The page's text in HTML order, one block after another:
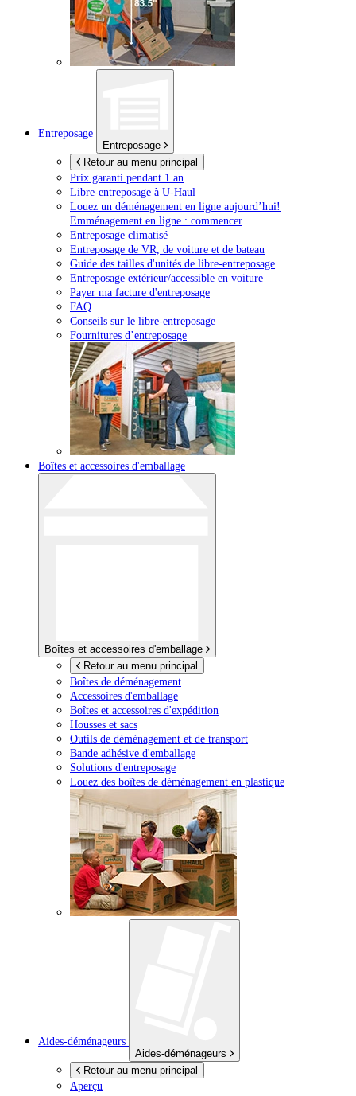
Entreposage
Entreposage
Retour au menu principal
Prix garanti pendant 1 an
Libre-entreposage à U-Haul
Louez un déménagement en ligne aujourd’hui!
Emménagement en ligne : commencer
Entreposage climatisé
Entreposage de VR, de voiture et de bateau
Guide des tailles d'unités de libre-entreposage
Entreposage extérieur/accessible en voiture
Payer ma facture d'entreposage
FAQ
Conseils sur le libre-entreposage
Fournitures d’entreposage
Boîtes et accessoires d'emballage
Boîtes et accessoires d'emballage
Retour au menu principal
Boîtes de déménagement
Accessoires d'emballage
Boîtes et accessoires d'expédition
Housses et sacs
Outils de déménagement et de transport
Bande adhésive d'emballage
Solutions d'entreposage
Louez des boîtes de déménagement en plastique
Aides-déménageurs
Aides-déménageurs
Retour au menu principal
Aperçu